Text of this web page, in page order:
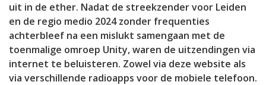
uit in de ether. Nadat de streekzender voor Leiden
en de regio medio 2024 zonder frequenties
achterbleef na een mislukt samengaan met de
toenmalige omroep Unity, waren de uitzendingen via
internet te beluisteren. Zowel via deze website als
via verschillende radioapps voor de mobiele telefoon.